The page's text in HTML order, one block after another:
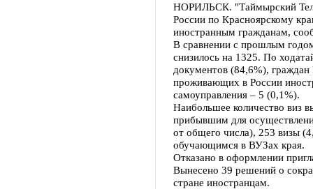
НОРИЛЬСК. "Таймырский
России по Красноярскому
иностранным гражданам,
В сравнении с прошлым
снизилось на 1325. По
документов (84,6%),
проживающих в России
самоуправления – 5 (0,1%).
Наибольшее количество виз
прибывшим для
от общего числа), 253 визы
обучающимся в ВУЗах края.
Отказано в оформлении
Вынесено 39 решений о
стране иностранцам.